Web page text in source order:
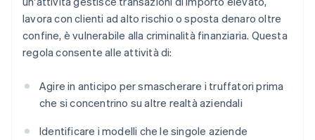
lavora con clienti ad alto rischio o sposta denaro oltre
confine, è vulnerabile alla criminalità finanziaria. Questa
regola consente alle attività di:
Agire in anticipo per smascherare i truffatori prima
che si concentrino su altre realtà aziendali
Identificare i modelli che le singole aziende